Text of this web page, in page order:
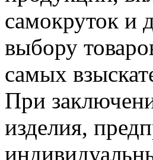
самокруток и
выбору
самых
При
изделия,